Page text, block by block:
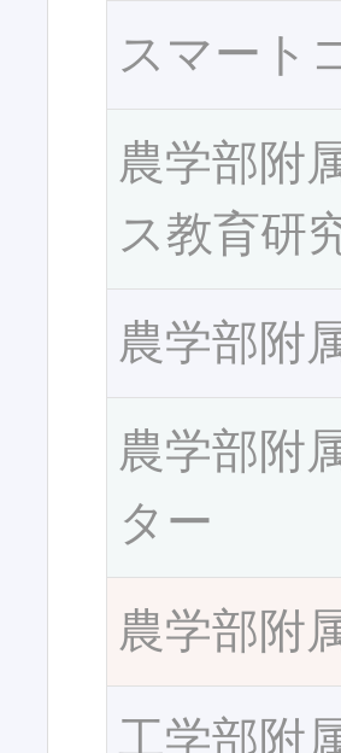
スマート
農学部附
ス教育研
農学部附
農学部附
ター
農学部附
工学部附